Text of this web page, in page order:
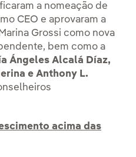
a nomeação de
CEO e aprovaram a
Grossi como nova
bem como a
Ángeles Alcalá Díaz,
e Anthony L.
acima das